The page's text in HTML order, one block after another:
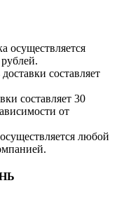
составляет
составляет 30
от
любой